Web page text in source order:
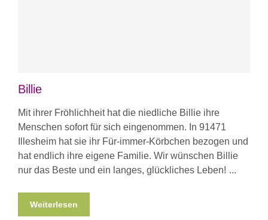
Billie
Mit ihrer Fröhlichheit hat die niedliche Billie ihre
Menschen sofort für sich eingenommen. In 91471
Illesheim hat sie ihr Für-immer-Körbchen bezogen und
hat endlich ihre eigene Familie. Wir wünschen Billie
nur das Beste und ein langes, glückliches Leben!
Weiterlesen